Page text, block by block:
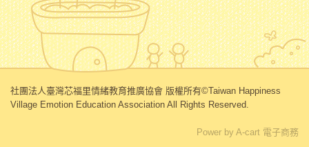
社團法人臺灣芯福里情緒教育推廣協會 版權所有©Taiwan Happiness
Village Emotion Education Association All Rights Reserved.
Power by A-cart 電子商務